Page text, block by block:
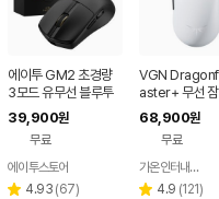
에이투 GM2 초경량
3모드 유무선 블루투
스 게이밍 마우스 노트
북 컴퓨터 FPS 발로란
39,900원
무료
에이투스토어
4.93 리
(67)
VGN
aster+ 무선
게이밍 마우스
화이트
68,900원
무료
가온인터내셔날
4.9 리
(121)